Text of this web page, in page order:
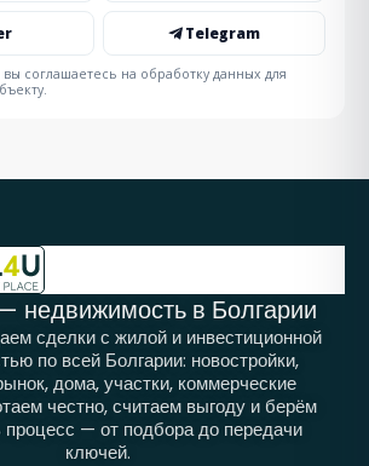
Telegram
соглашаетесь на обработку данных для
недвижимость в Болгарии
сделки с жилой и инвестиционной
по всей Болгарии: новостройки,
дома, участки, коммерческие
честно, считаем выгоду и берём
процесс — от подбора до передачи
ключей.